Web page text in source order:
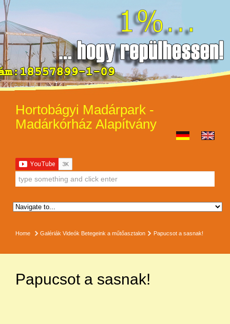
Hortobágyi Madárpark -
Madárkórház Alapítvány
Home Galériák Videók Betegeink a műtőasztalon Papucsot a sasnak!
Papucsot a sasnak!